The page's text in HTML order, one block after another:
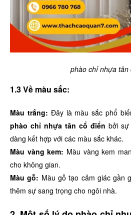
phào chỉ nhựa tân
1.3 Về màu sắc:
Màu trắng: Đây là màu sắc phổ
phào chỉ nhựa tân cổ điển bởi
dàng kết hợp với các màu sắc khác.
Màu vàng kem: Màu vàng kem
cho không gian.
Màu gỗ: Màu gỗ tạo cảm giác gần
thêm sự sang trọng cho ngôi nhà.